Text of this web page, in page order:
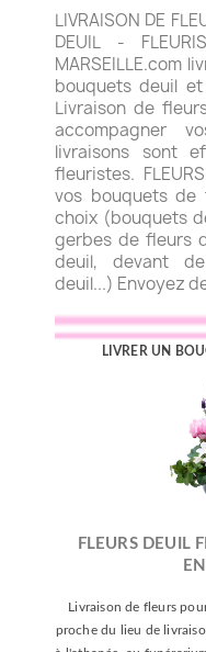
LIVRAISON DE
DEUIL -
MARSEILLE.com
bouquets deuil
Livraison de
accompagner
livraisons sont
fleuristes.
vos bouquets
choix (bouquets
gerbes de fleurs
deuil, devant
deuil...) Envoyez
LIVRER UN
FLEURS DEUIL
Livraison de fleurs
proche du lieu de